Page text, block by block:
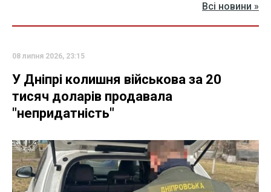
Всі новини »
08 липня 2026, 23:15
У Дніпрі колишня військова за 20
тисяч доларів продавала
"непридатність"